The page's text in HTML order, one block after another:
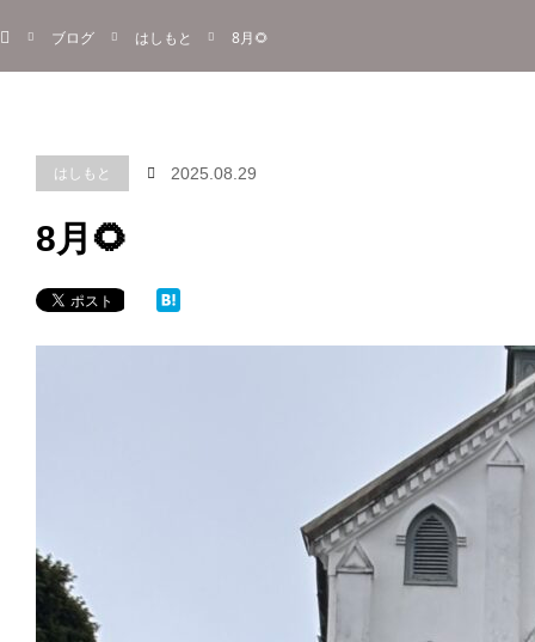
menu
Information
ご予約
ブログ
はしもと 8月🌻
はしもと 2025.08.29
8月🌻